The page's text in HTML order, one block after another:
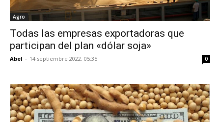
Agro
Todas las empresas exportadoras que
participan del plan «dólar soja»
Abel - 14 septiembre 2022, 05:35 0